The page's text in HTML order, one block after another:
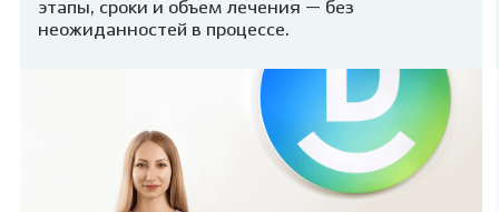
этапы, сроки и объем лечения — без
неожиданностей в процессе.